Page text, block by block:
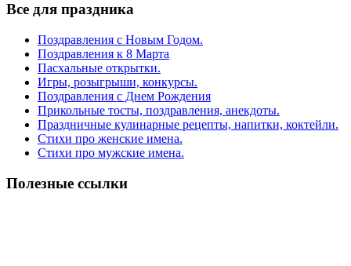
Все для праздника
Поздравления с Новым Годом.
Поздравления к 8 Марта
Пасхальные открытки.
Игры, розыгрыши, конкурсы.
Поздравления с Днем Рождения
Прикольные тосты, поздравления, анекдоты.
Праздничные кулинарные рецепты, напитки, коктейли.
Стихи про женские имена.
Стихи про мужские имена.
Полезные ссылки